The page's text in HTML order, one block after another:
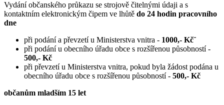
Vydání občanského průkazu se strojově čitelnými údaji a s
kontaktním elektronickým čipem ve lhůtě do 24 hodin pracovního
dne
při podání a převzetí u Ministerstva vnitra - 1000,- Kč¨
při podání u obecního úřadu obce s rozšířenou působností -
500,- Kč
při převzetí u Ministerstva vnitra, pokud byla žádost podána u
obecního úřadu obce s rozšířenou působností - 500,- Kč
občanům mladším 15 let